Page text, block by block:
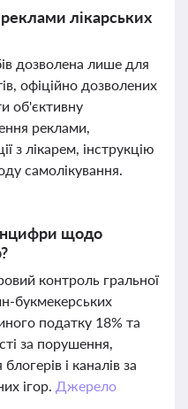
лікарських
дозволена лише для
офіційно дозволених
об'єктивну
реклами,
з лікарем, інструкцію
самолікування.
щодо
контроль гральної
букмекерських
податку 18% та
за порушення,
і каналів за
ігор. Джерело